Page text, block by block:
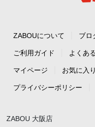
ZABOUについて ブロ
ご利用ガイド よくあ
マイページ お気に入
プライバシーポリシー
ZABOU 大阪店